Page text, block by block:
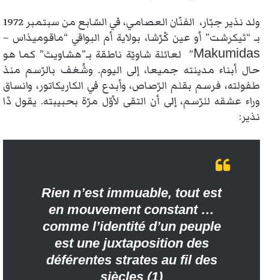
ولد نذير جبّار، الفنّان العصامي، في السّابع من سبتمبر 1972
بـ “ثيكرشت” أو عين كْرْشا، بولاية أم البواقي “ماقوميذاس –
Makumidas” لعائلة شاويّة ناطقة بـ”هشاويث” كما هو
حال أبناء مدينته جميعا، إلى اليوم. وشُغف بالرّسم منذ
طفولته، فرسم بقلم الرّصاص، وأبدع في الكاريكاتور، وانساق
وراء عشقه للرّسم، إلى أن التقى لأوّل مرّة بحبيبته. يقول دّا
نذير:
Rien n’est immuable, tout est
en mouvement constant …
comme l’identitéd’un peuple
est une juxtaposition des
déférentes strates au fil des
siècles (1)